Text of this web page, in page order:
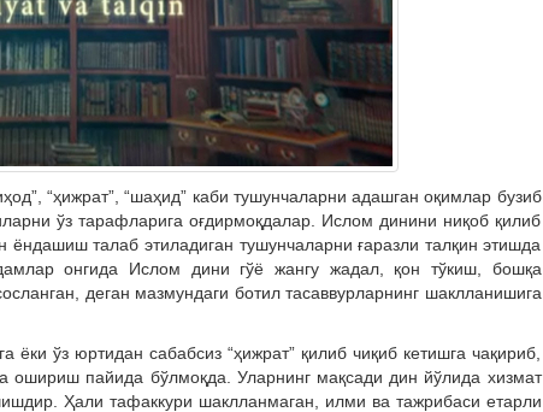
“ҳижрат”, “шаҳид” каби тушунчаларни адашган оқимлар бузиб
ўз тарафларига оғдирмоқдалар. Ислом динини ниқоб қилиб
ёндашиш талаб этиладиган тушунчаларни ғаразли талқин этишда
онгида Ислом дини гўё жангу жадал, қон тўкиш, бошқа
деган мазмундаги ботил тасаввурларнинг шаклланишига
ўз юртидан сабабсиз “ҳижрат” қилиб чиқиб кетишга чақириб,
пайида бўлмоқда. Уларнинг мақсади дин йўлида хизмат
Ҳали тафаккури шаклланмаган, илми ва тажрибаси етарли